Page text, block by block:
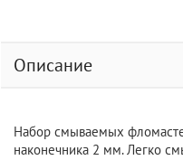
Описание
Набор смываемых
наконечника 2 мм. Легко